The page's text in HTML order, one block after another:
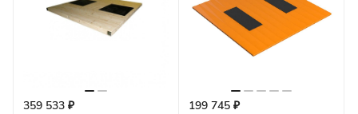
359 533 ₽
199 745 ₽